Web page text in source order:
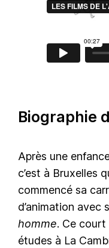
Biographie
Après une
c’est à Bruxelles
commencé sa
d’animation avec
homme. Ce court
études à La